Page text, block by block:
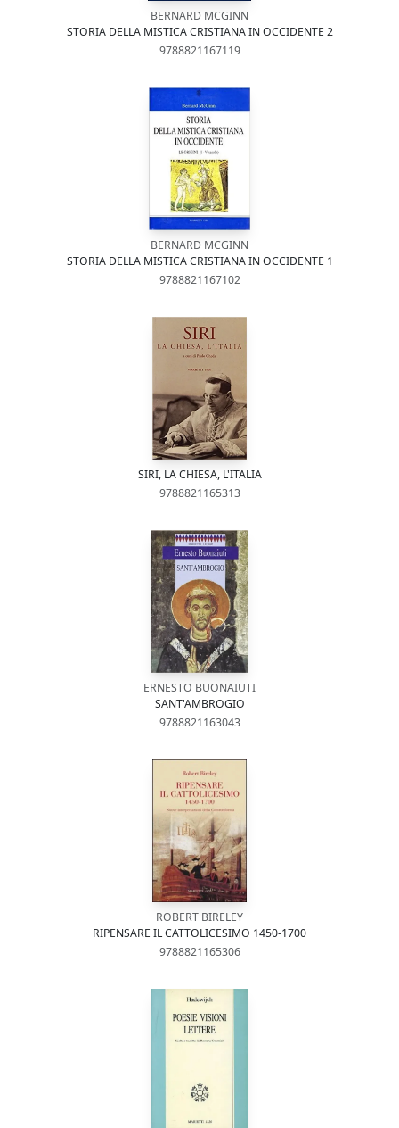
BERNARD MCGINN
STORIA DELLA MISTICA CRISTIANA IN OCCIDENTE 2
9788821167119
BERNARD MCGINN
STORIA DELLA MISTICA CRISTIANA IN OCCIDENTE 1
9788821167102
SIRI, LA CHIESA, L'ITALIA
9788821165313
ERNESTO BUONAIUTI
SANT'AMBROGIO
9788821163043
ROBERT BIRELEY
RIPENSARE IL CATTOLICESIMO 1450-1700
9788821165306